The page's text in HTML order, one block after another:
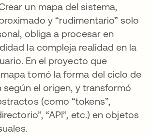
un mapa del sistema,
y “rudimentario” solo
obliga a procesar en
la compleja realidad en la
En el proyecto que
tomó la forma del ciclo de
según el origen, y transformó
(como “tokens”,
“API”, etc.) en objetos